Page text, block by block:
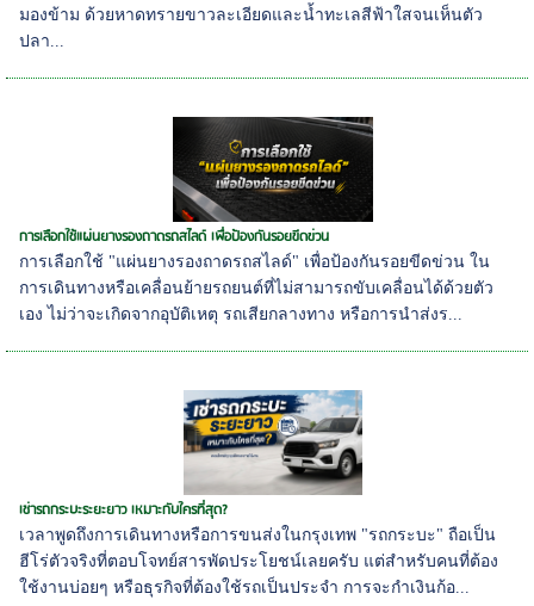
มองข้าม ด้วยหาดทรายขาวละเอียดและน้ำทะเลสีฟ้าใสจนเห็นตัว
ปลา...
การเลือกใช้แผ่นยางรองถาดรถสไลด์ เพื่อป้องกันรอยขีดข่วน
การเลือกใช้ "แผ่นยางรองถาดรถสไลด์" เพื่อป้องกันรอยขีดข่วน ใน
การเดินทางหรือเคลื่อนย้ายรถยนต์ที่ไม่สามารถขับเคลื่อนได้ด้วยตัว
เอง ไม่ว่าจะเกิดจากอุบัติเหตุ รถเสียกลางทาง หรือการนำส่งร...
เช่ารถกระบะระยะยาว เหมาะกับใครที่สุด?
เวลาพูดถึงการเดินทางหรือการขนส่งในกรุงเทพ "รถกระบะ" ถือเป็น
ฮีโร่ตัวจริงที่ตอบโจทย์สารพัดประโยชน์เลยครับ แต่สำหรับคนที่ต้อง
ใช้งานบ่อยๆ หรือธุรกิจที่ต้องใช้รถเป็นประจำ การจะกำเงินก้อ...